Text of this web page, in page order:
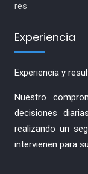
Experiencia
Experiencia y
Nuestro
decisiones
realizando un
intervienen para